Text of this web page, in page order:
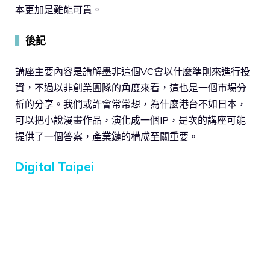
本更加是難能可貴。
後記
講座主要內容是講解墨非這個VC會以什麼準則來進行投
資，不過以非創業團隊的角度來看，這也是一個市場分
析的分享。我們或許會常常想，為什麼港台不如日本，
可以把小說漫畫作品，演化成一個IP，是次的講座可能
提供了一個答案，產業鏈的構成至關重要。
Digital Taipei